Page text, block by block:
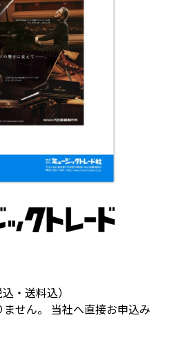
・送料込）
せん。 当社へ直接お申込み